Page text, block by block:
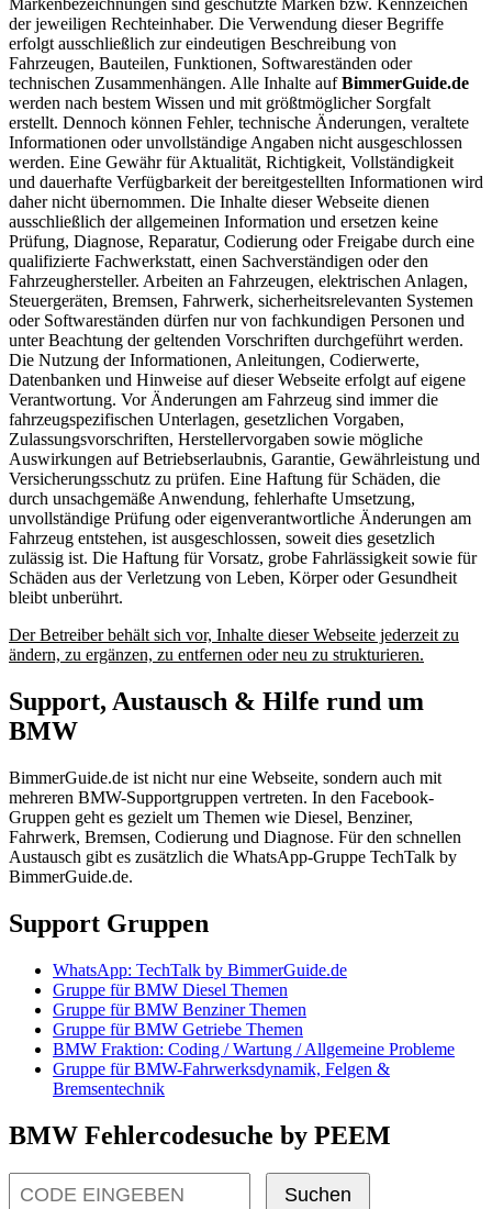
Markenbezeichnungen sind geschützte Marken bzw. Kennzeichen
der jeweiligen Rechteinhaber. Die Verwendung dieser Begriffe
erfolgt ausschließlich zur eindeutigen Beschreibung von
Fahrzeugen, Bauteilen, Funktionen, Softwareständen oder
technischen Zusammenhängen. Alle Inhalte aufBimmerGuide.de
werden nach bestem Wissen und mit größtmöglicher Sorgfalt
erstellt. Dennoch können Fehler, technische Änderungen, veraltete
Informationen oder unvollständige Angaben nicht ausgeschlossen
werden. Eine Gewähr für Aktualität, Richtigkeit, Vollständigkeit
und dauerhafte Verfügbarkeit der bereitgestellten Informationen wird
daher nicht übernommen. Die Inhalte dieser Webseite dienen
ausschließlich der allgemeinen Information und ersetzen keine
Prüfung, Diagnose, Reparatur, Codierung oder Freigabe durch eine
qualifizierte Fachwerkstatt, einen Sachverständigen oder den
Fahrzeughersteller. Arbeiten an Fahrzeugen, elektrischen Anlagen,
Steuergeräten, Bremsen, Fahrwerk, sicherheitsrelevanten Systemen
oder Softwareständen dürfen nur von fachkundigen Personen und
unter Beachtung der geltenden Vorschriften durchgeführt werden.
Die Nutzung der Informationen, Anleitungen, Codierwerte,
Datenbanken und Hinweise auf dieser Webseite erfolgt auf eigene
Verantwortung. Vor Änderungen am Fahrzeug sind immer die
fahrzeugspezifischen Unterlagen, gesetzlichen Vorgaben,
Zulassungsvorschriften, Herstellervorgaben sowie mögliche
Auswirkungen auf Betriebserlaubnis, Garantie, Gewährleistung und
Versicherungsschutz zu prüfen. Eine Haftung für Schäden, die
durch unsachgemäße Anwendung, fehlerhafte Umsetzung,
unvollständige Prüfung oder eigenverantwortliche Änderungen am
Fahrzeug entstehen, ist ausgeschlossen, soweit dies gesetzlich
zulässig ist. Die Haftung für Vorsatz, grobe Fahrlässigkeit sowie für
Schäden aus der Verletzung von Leben, Körper oder Gesundheit
bleibt unberührt.
Der Betreiber behält sich vor, Inhalte dieser Webseite jederzeit zu
ändern, zu ergänzen, zu entfernen oder neu zu strukturieren.
Support, Austausch & Hilfe rund um
BMW
BimmerGuide.de ist nicht nur eine Webseite, sondern auch mit
mehreren BMW-Supportgruppen vertreten. In den Facebook-
Gruppen geht es gezielt um Themen wie Diesel, Benziner,
Fahrwerk, Bremsen, Codierung und Diagnose. Für den schnellen
Austausch gibt es zusätzlich die WhatsApp-Gruppe TechTalk by
BimmerGuide.de.
Support Gruppen
WhatsApp: TechTalk by BimmerGuide.de
Gruppe für BMW Diesel Themen
Gruppe für BMW Benziner Themen
Gruppe für BMW Getriebe Themen
BMW Fraktion: Coding / Wartung / Allgemeine Probleme
Gruppe für BMW-Fahrwerksdynamik, Felgen &
Bremsentechnik
BMW Fehlercodesuche by PEEM
Suchen